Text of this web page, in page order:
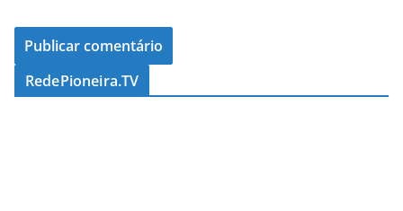
RedePioneira.TV